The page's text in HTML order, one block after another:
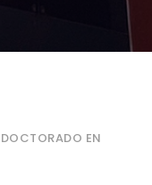
EN